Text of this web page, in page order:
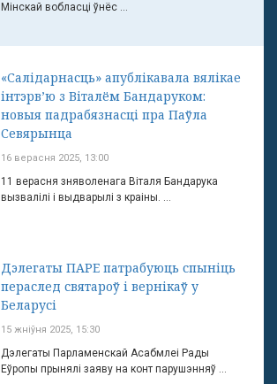
Мінскай вобласці ўнёс ...
«Салідарнасць» апублікавала вялікае
інтэрв’ю з Віталём Бандаруком:
новыя падрабязнасці пра Паўла
Севярынца
16 верасня 2025, 13:00
11 верасня зняволенага Віталя Бандарука
вызвалілі і выдварылі з краіны. ...
Дэлегаты ПАРЕ патрабуюць спыніць
пераслед святароў і вернікаў у
Беларусі
15 жніўня 2025, 15:30
Дэлегаты Парламенскай Асабмлеі Рады
Еўропы прынялі заяву на конт парушэнняў ...